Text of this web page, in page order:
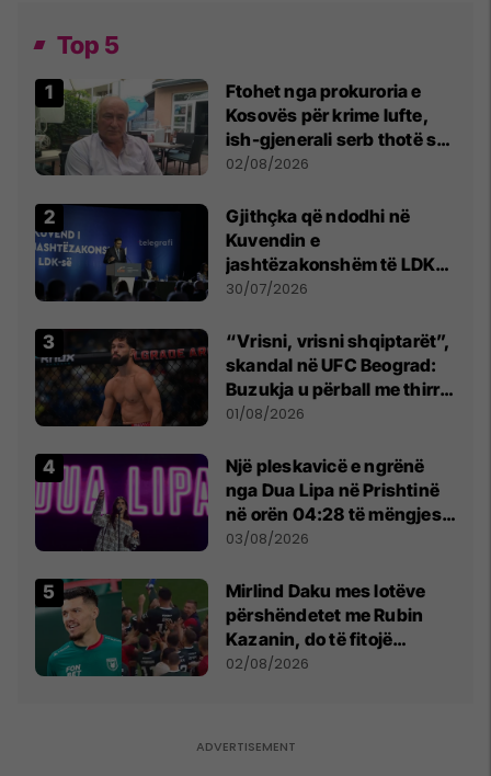
Top 5
Ftohet nga prokuroria e
Kosovës për krime lufte,
ish-gjenerali serb thotë se
dikush e tradhtoi në
02/08/2026
Gjithçka që ndodhi në
Kuvendin e
jashtëzakonshëm të LDK-
së
30/07/2026
“Vrisni, vrisni shqiptarët”,
skandal në UFC Beograd:
Buzukja u përball me thirrje
anti-shqiptare nga
01/08/2026
Një pleskavicë e ngrënë
nga Dua Lipa në Prishtinë
në orën 04:28 të mëngjesit
- dhe bota digjitale serbe
03/08/2026
Mirlind Daku mes lotëve
përshëndetet me Rubin
Kazanin, do të fitojë
miliona te Spartak Moska
02/08/2026